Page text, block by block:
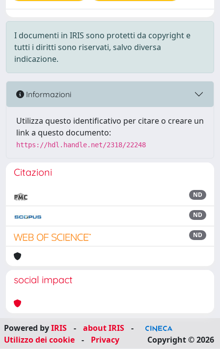
I documenti in IRIS sono protetti da copyright e
tutti i diritti sono riservati, salvo diversa
indicazione.
Informazioni
Utilizza questo identificativo per citare o creare un
link a questo documento:
https://hdl.handle.net/2318/22248
Citazioni
ND
ND
ND
social impact
Powered byIRIS - about IRIS
-
Utilizzo dei cookie
- Privacy Copyright © 2026